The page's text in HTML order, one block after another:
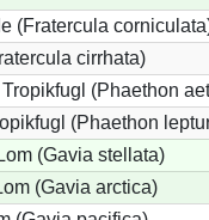
(Fratercula
cirrhata)
(Phaethon
(Phaethon
(Gavia stellata)
(Gavia arctica)